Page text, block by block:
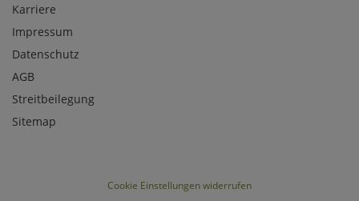
Karriere
Impressum
Datenschutz
AGB
Streitbeilegung
Sitemap
Cookie Einstellungen widerrufen